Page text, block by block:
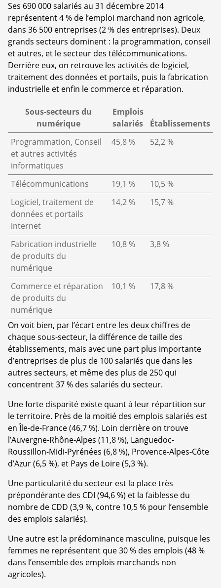
Ses 690 000 salariés au 31 décembre 2014
représentent 4 % de l’emploi marchand non agricole,
dans 36 500 entreprises (2 % des entreprises). Deux
grands secteurs dominent : la programmation, conseil
et autres, et le secteur des télécommunications.
Derrière eux, on retrouve les activités de logiciel,
traitement des données et portails, puis la fabrication
industrielle et enfin le commerce et réparation.
Sous-secteurs du
numérique
Emplois
salariés
Établissements
Programmation, Conseil
et autres activités
informatiques
45,8 % 52,2 %
Télécommunications 19,1 %
10,5 %
Logiciel, traitement de
données et portails
internet
14,2 % 15,7 %
Fabrication industrielle
de produits du
numérique
10,8 % 3,8 %
Commerce et réparation
de produits du
numérique
10,1 % 17,8 %
On voit bien, par l’écart entre les deux chiffres de
chaque sous-secteur, la différence de taille des
établissements, mais avec une part plus importante
d’entreprises de plus de 100 salariés que dans les
autres secteurs, et même des plus de 250 qui
concentrent 37 % des salariés du secteur.
Une forte disparité existe quant à leur répartition sur
le territoire. Près de la moitié des emplois salariés est
en Île-de-France (46,7 %). Loin derrière on trouve
l’Auvergne-Rhône-Alpes (11,8 %), Languedoc-
Roussillon-Midi-Pyrénées (6,8 %), Provence-Alpes-Côte
d’Azur (6,5 %), et Pays de Loire (5,3 %).
Une particularité du secteur est la place très
prépondérante des CDI (94,6 %) et la faiblesse du
nombre de CDD (3,9 %, contre 10,5 % pour l’ensemble
des emplois salariés).
Une autre est la prédominance masculine, puisque les
femmes ne représentent que 30 % des emplois (48 %
dans l’ensemble des emplois marchands non
agricoles).